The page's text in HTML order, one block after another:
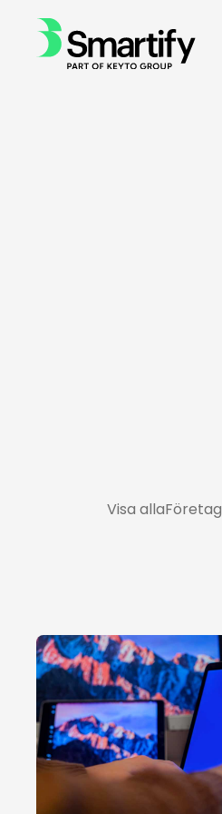
Visa allaFöretag